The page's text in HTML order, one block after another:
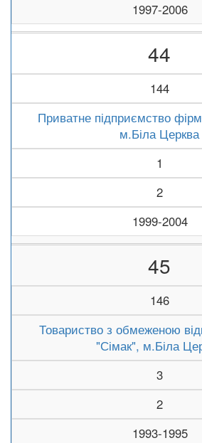
1997-2006
44
144
Приватне підприємство
м.Біла Церква
1
2
1999-2004
45
146
Товариство з обмеженою
"Сімак", м.Біла
3
2
1993-1995